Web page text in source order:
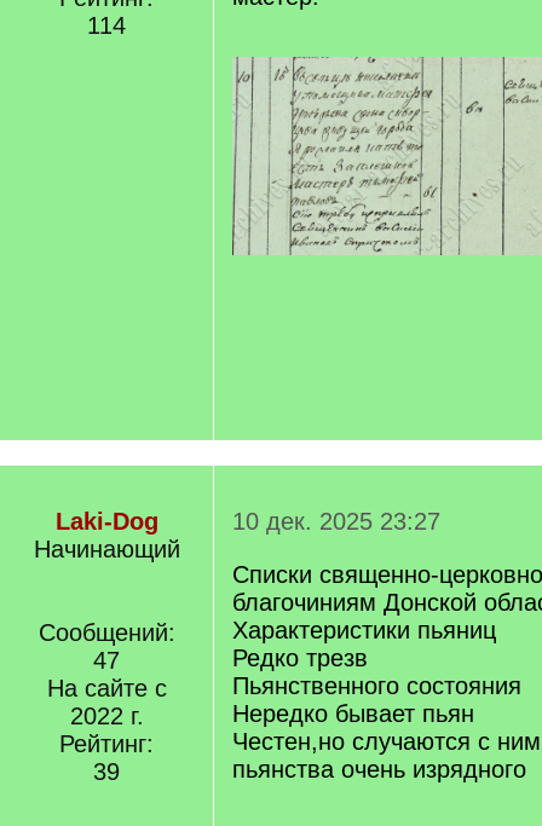
114
Laki-Dog
Начинающий
Сообщений:
47
На сайте с
2022 г.
Рейтинг:
39
10 дек. 2025 23:27
Списки священно-
благочиниям Донской
Характеристики пьяниц
Редко трезв
Пьянственного состояния
Нередко бывает пьян
Честен,но случаются с
пьянства очень изрядного